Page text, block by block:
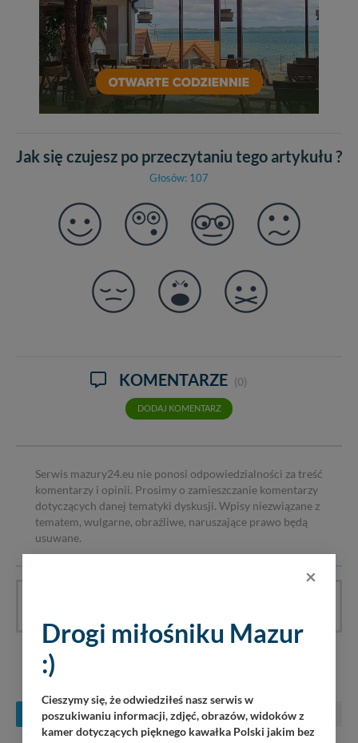
Jak się czujesz po przeczytaniu tego artykułu ?
Głosów: 107
KOMENTARZE (0)
DODAJ KOMENTARZ
Serwis mazury24.eu nie ponosi odpowiedzialności za treść
komentarzy i opinii. Prosimy o zamieszczanie komentarzy
dotyczących danej tematyki dyskusji. Wpisy niezwiązane z
tematem, wulgarne, obraźliwe, naruszające prawo będą
usuwane.
SIERPIEŃ WRZESIEŃ PAŹDZIERNIK
×
Drogi miłośniku Mazur
:)
Cieszymy się, że odwiedziłeś nasz serwis w
poszukiwaniu informacji, zdjęć, obrazów, widoków z
kamer dotyczących pięknego kawałka Polski jakim bez